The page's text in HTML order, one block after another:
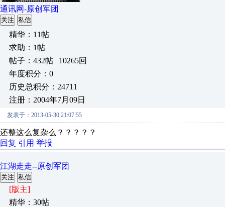
通讯网-原创军团
关注 私信
精华：11帖
求助：1帖
帖子：432帖 | 10265回
年度积分：0
历史总积分：24711
注册：2004年7月09日
发表于：2013-05-30 21:07:55
还整这么复杂么？？？？？
回复 引用 举报
江湖走走--原创军团
关注 私信
[版主]
精华：30帖